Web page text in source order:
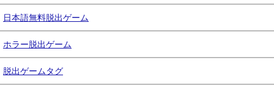
日本語無料脱出ゲーム
ホラー脱出ゲーム
脱出ゲームタグ